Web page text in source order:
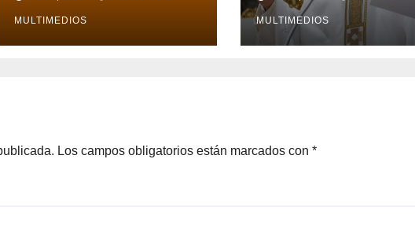
en Veracruz
MULTIMEDIOS
León XIV visite el
país
MULTIMEDIOS
Los campos obligatorios están marcados con *